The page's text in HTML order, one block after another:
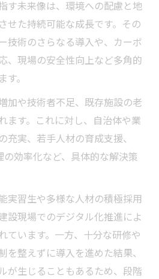
す未来像は、環境への配慮と地
せた持続可能な成長です。その
技術のさらなる導入や、カーボ
、現場の安全性向上など多角的
。
加や技術者不足、既存施設の老
ます。これに対し、自治体や業
充実、若手人材の育成支援、
効率化など、具体的な解決策
実習生や多様な人材の積極採用
設現場でのデジタル化推進によ
ています。一方、十分な研修や
を整えずに導入を進めた結果、
が生じることもあるため、段階